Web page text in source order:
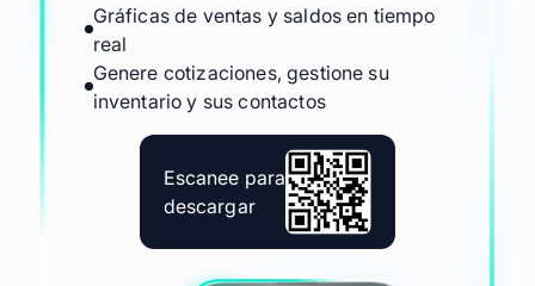
Gráficas de ventas y saldos en tiempo
real
Genere cotizaciones, gestione su
inventario y sus contactos
Escanee para
descargar